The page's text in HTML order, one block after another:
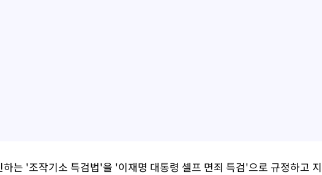
는 '조작기소 특검법'을 '이재명 대통령 셀프 면죄 특검'으로 규정하고 지